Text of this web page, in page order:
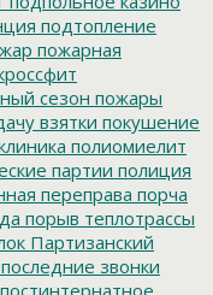
подтопление
пожарная
сезон пожары
взятки покушение
полиомиелит
партии полиция
переправа порча
порыв теплотрассы
Партизанский
последние звонки
постинтернатное